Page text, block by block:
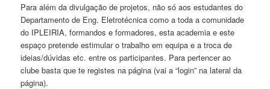
Para além da divulgação de projetos, não só aos estudantes do
Departamento de Eng. Eletrotécnica como a toda a comunidade
do IPLEIRIA, formandos e formadores, esta academia e este
espaço pretende estimular o trabalho em equipa e a troca de
ideias/dúvidas etc. entre os participantes. Para pertencer ao
clube basta que te registes na página (vai a “login” na lateral da
página).